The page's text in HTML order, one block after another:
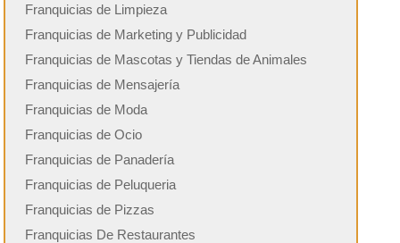
Franquicias de Limpieza
Franquicias de Marketing y Publicidad
Franquicias de Mascotas y Tiendas de Animales
Franquicias de Mensajería
Franquicias de Moda
Franquicias de Ocio
Franquicias de Panadería
Franquicias de Peluqueria
Franquicias de Pizzas
Franquicias De Restaurantes